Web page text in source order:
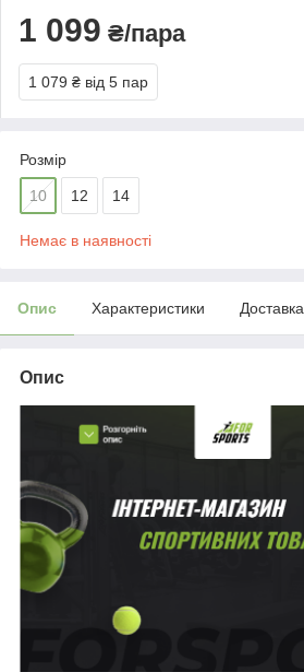
1 099 ₴/пара
1 079 ₴ від 5 пар
Розмір
10 12 14
Немає в наявності
Опис Характеристики Доставка
Опис